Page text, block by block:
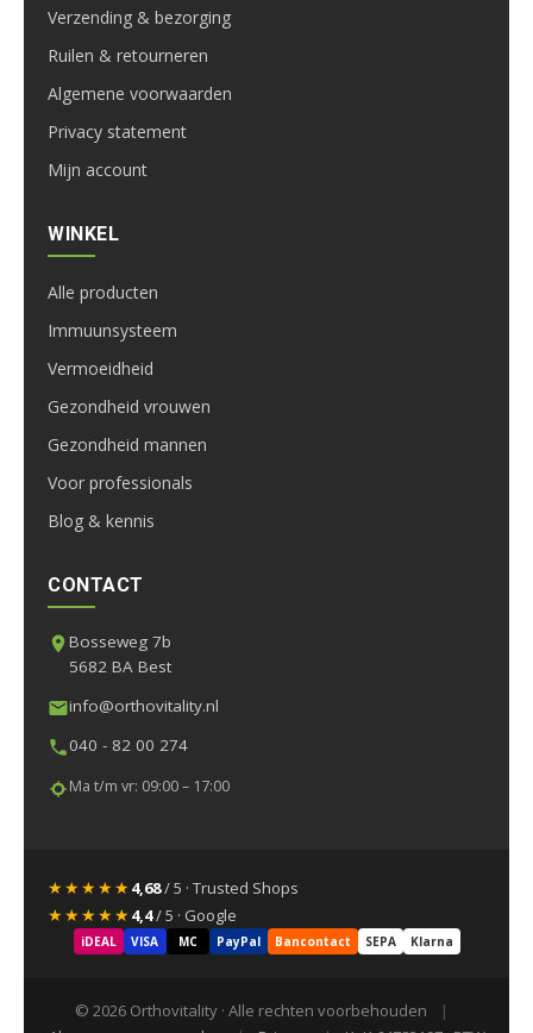
Verzending & bezorging
Ruilen & retourneren
Algemene voorwaarden
Privacy statement
Mijn account
WINKEL
Alle producten
Immuunsysteem
Vermoeidheid
Gezondheid vrouwen
Gezondheid mannen
Voor professionals
Blog & kennis
CONTACT
Bosseweg 7b
5682 BA Best
info@orthovitality.nl
040 - 82 00 274
Ma t/m vr: 09:00 – 17:00
★★★★★4,68/ 5 · Trusted Shops
★★★★★4,4/ 5 · Google
iDEAL VISA MC PayPal Bancontact SEPA Klarna
© 2026 Orthovitality · Alle rechten voorbehouden
|